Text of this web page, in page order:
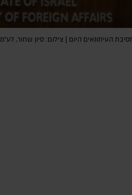
העיתונאים היום | צילום: סיון שחור, לע"מ